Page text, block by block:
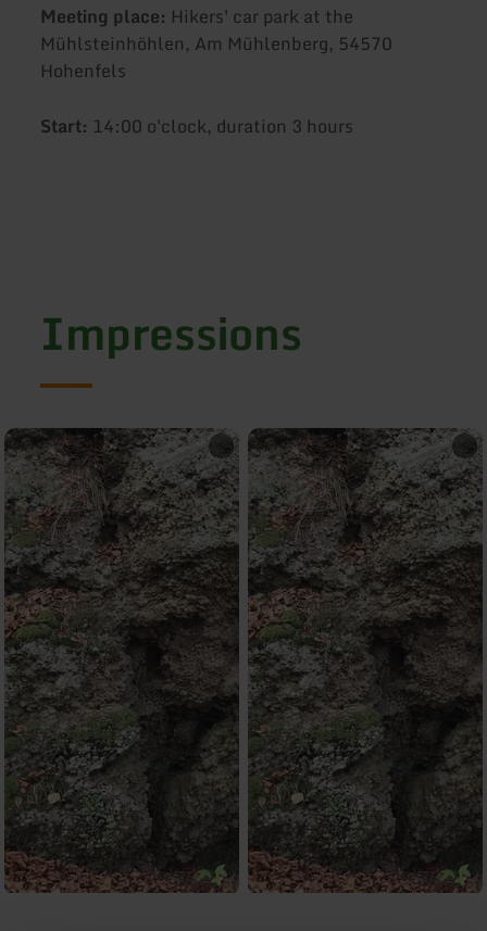
Meeting place: Hikers' car park at the
Mühlsteinhöhlen, Am Mühlenberg, 54570
Hohenfels
Start: 14:00 o'clock, duration 3 hours
Impressions